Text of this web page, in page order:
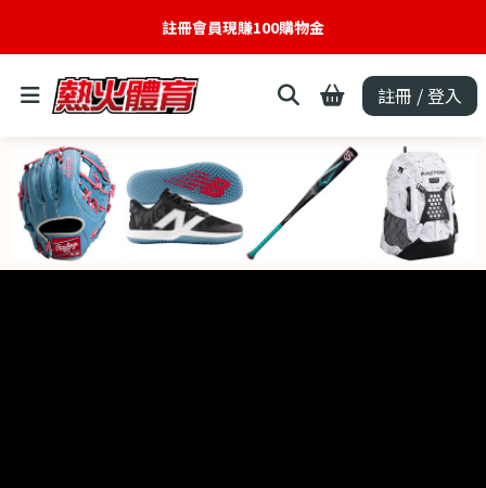
註冊會員現賺100購物金
註冊 / 登入